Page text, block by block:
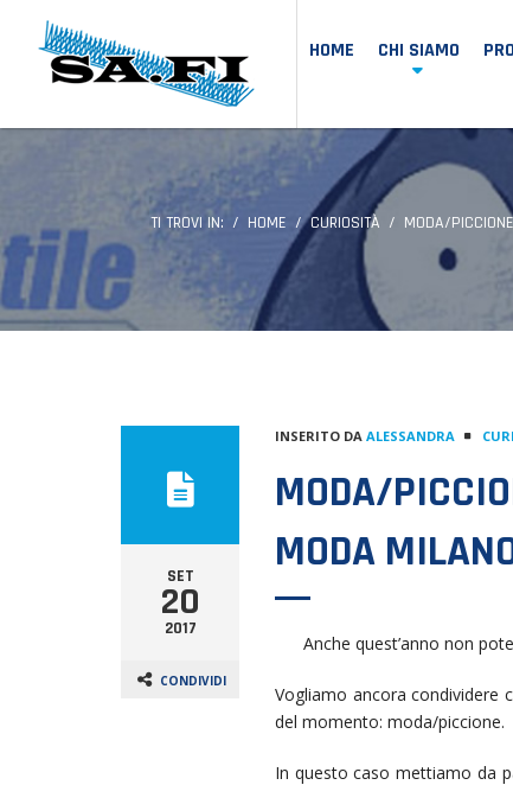
HOME CHI SIAMO
TI TROVI IN: HOME CURIOSITÀ MODA/
SET
20
2017
CONDIVIDI
INSERITO DA ALESSANDRA
MODA/
MODA
Anche quest’anno non
Vogliamo ancora condividere
del momento: moda/piccione.
In questo caso mettiamo da